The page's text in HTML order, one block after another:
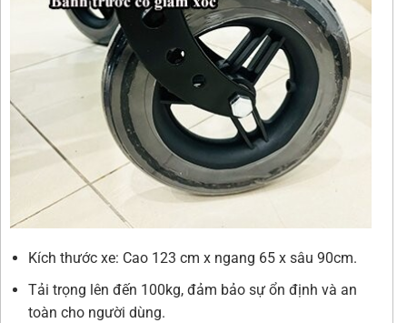
Kích thước xe: Cao 123 cm x ngang 65 x sâu 90cm.
Tải trọng lên đến 100kg, đảm bảo sự ổn định và an
toàn cho người dùng.